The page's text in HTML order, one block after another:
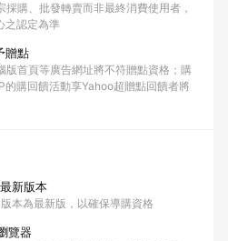
購、批發轉賣而非最終消費使用者，
之認定為準
贈點
版首頁等廣告網址將不符贈點資格；購
的購回饋活動享Yahoo超贈點回饋者將
新版本
本為最新版，以確保導購資格
覽器